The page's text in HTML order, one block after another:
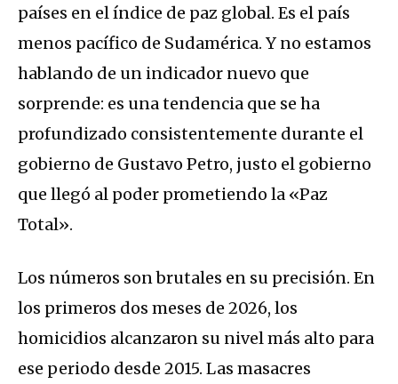
países en el índice de paz global. Es el país
menos pacífico de Sudamérica. Y no estamos
hablando de un indicador nuevo que
sorprende: es una tendencia que se ha
profundizado consistentemente durante el
gobierno de Gustavo Petro, justo el gobierno
que llegó al poder prometiendo la «Paz
Total».
Los números son brutales en su precisión. En
los primeros dos meses de 2026, los
homicidios alcanzaron su nivel más alto para
ese periodo desde 2015. Las masacres